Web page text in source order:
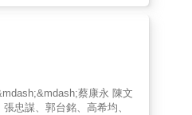
賦予他夢想的城市裡。直到
對陌生人群的善意。而這
自己和解
忠謀、郭台銘、高希均、